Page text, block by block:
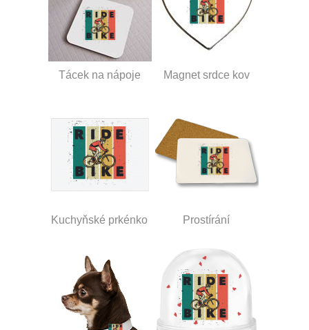
Tácek na nápoje Magnet srdce kov
Kuchyňské prkénko Prostírání